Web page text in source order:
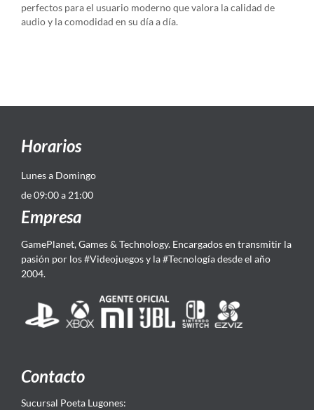
perfectos para el usuario moderno que valora la calidad de
audio y la comodidad en su día a día.
Horarios
Lunes a Domingo
de 09:00 a 21:00
Empresa
GamePlanet, Games & Technology. Encargados en transmitir la
pasión por los #Videojuegos y la #Tecnología desde el año
2004.
Contacto
Sucursal Poeta Lugones: